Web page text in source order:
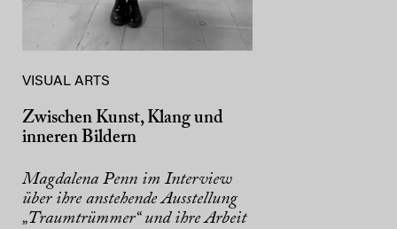
VISUAL ARTS
Zwischen Kunst, Klang und
inneren Bildern
Magdalena Penn im Interview
über ihre anstehende Ausstellung
„Traumtrümmer“ und ihre Arbeit